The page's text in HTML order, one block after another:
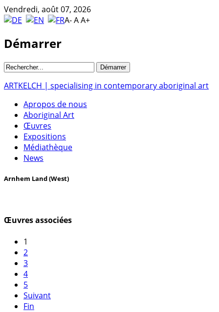
Vendredi, août 07, 2026
A-AA+
Démarrer
ARTKELCH | specialising in contemporary aboriginal art
Apropos de nous
Aboriginal Art
Œuvres
Expositions
Médiathèque
News
Arnhem Land (West)
Œuvres associées
1
2
3
4
5
Suivant
Fin